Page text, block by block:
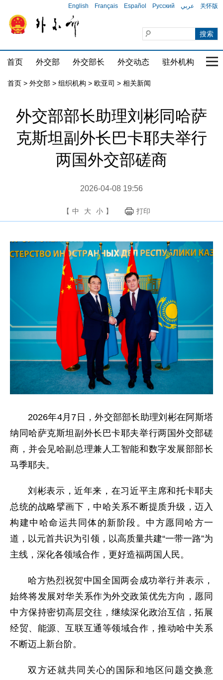
English Français Español Русский عربي 关怀版
首页 外交部 外交部长 外交动态 驻外机构 国
首页 > 外交部 > 组织机构 > 欧亚司 > 相关新闻
外交部部长助理刘彬同哈萨
克斯坦副外长巴卡耶夫举行
两国外交部磋商
2026-04-08 19:56
【 中 大 小 】 打印
2026年4月7日，外交部部长助理刘彬在阿斯塔
纳同哈萨克斯坦副外长巴卡耶夫举行两国外交部磋
商，并会见哈副总理兼人工智能和数字发展部部长
马季耶夫。
刘彬表示，近年来，在习近平主席和托卡耶夫
总统的战略擘画下，中哈关系不断提质升级，迈入
构建中哈命运共同体的新阶段。中方愿同哈方一
道，以元首共识为引领，以高质量共建“一带一路”为
主线，深化各领域合作，更好造福两国人民。
哈方热烈祝贺中国全国两会成功举行并表示，
始终将发展对华关系作为外交政策优先方向，愿同
中方保持密切高层交往，继续深化政治互信，拓展
经贸、能源、互联互通等领域合作，推动哈中关系
不断迈上新台阶。
双方还就共同关心的国际和地区问题交换意